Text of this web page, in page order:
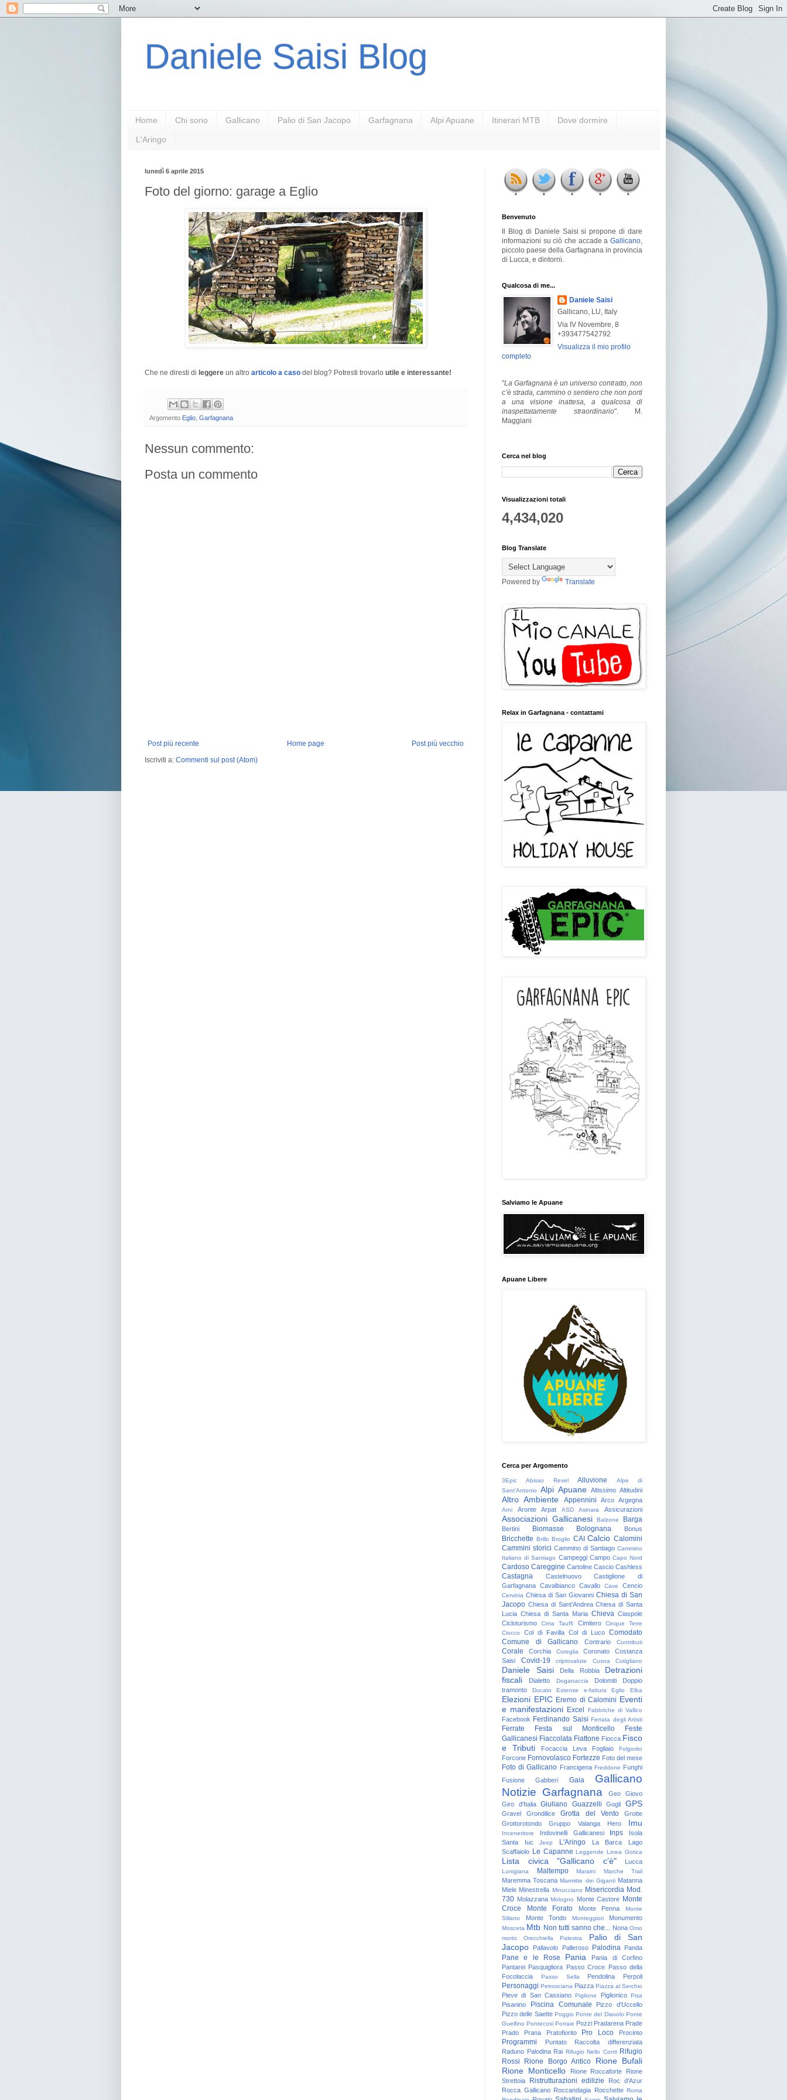
Daniele Saisi Blog
Home Chi sono Gallicano Palio di San Jacopo Garfagnana Alpi Apuane Itinerari MTB Dove dormire
L'Aringo
lunedì 6 aprile 2015
Foto del giorno: garage a Eglio
Che ne diresti di leggere un altro articolo a caso del blog? Potresti trovarlo utile e interessante!
Argomento Eglio Garfagnana
Nessun commento:
Posta un commento
Post più recente Post più vecchio
Home page
Iscriviti a: Commenti sul post (Atom)
Benvenuto
Il Blog di Daniele Saisi si propone di dare
informazioni su ciò che accade a Gallicano
piccolo paese della Garfagnana in provincia
di Lucca, e dintorni.
Qualcosa di me...
Daniele Saisi
Gallicano, LU, Italy
Via IV Novembre, 8
+393477542792
Visualizza il mio profilo
completo
"La Garfagnana è un universo contratto, non
c’è strada, cammino o sentiero che non porti
a una visione inattesa, a qualcosa di
inaspettatamente straordinario". M.
Maggiani
Cerca nel blog
Visualizzazioni totali
4,434,020
Blog Translate
Powered by Translate
Relax in Garfagnana - contattami
Salviamo le Apuane
Apuane Libere
Cerca per Argomento
3Epic Abisso Revel Alluvione
Alpe di
Sant'Antonio
Alpi Apuane Altissimo Altitudini
Altro Ambiente Appennini Arco Argegna
Arni Aronte Arpat ASD Asinara Assicurazioni
Associazioni Gallicanesi Balzone Barga
Bertini Biomasse Bolognana Bonus
Bricchette Brillo Broglio CAI Calcio Calomini
Cammini storici Cammino di Santiago Cammino
Italiano di Santiago Campeggi Campo Capo Nord
Cardoso Careggine Cartoline Cascio Cashless
Castagna Castelnuovo
Castiglione di
Garfagnana Cavalbianco Cavallo Cave Cencio
Cervinia Chiesa di San Giovanni Chiesa di San
Jacopo Chiesa di Sant'Andrea Chiesa di Santa
Lucia Chiesa di Santa Maria Chieva Ciaspole
Cicloturismo
Cima Tauffi Cimitero
Cinque Terre
Ciocco
Col di Favilla Col di Luco Comodato
Comune di Gallicano
Contrario Contributi
Corale Corchia Coreglia Coronato
Costanza
Saisi
Covid-19 criptovalute Cusna Cutigliano
Daniele Saisi Della Robbia
Detrazioni
fiscali
Dialetto Doganaccia Dolomiti
Doppio
tramonto
Ducato Estense e-fattura Eglio Elba
Elezioni EPIC Eremo di Calomini Eventi
e manifestazioni Excel Fabbriche di Vallico
Facebook Ferdinando Saisi Ferrata degli Artisti
Ferrate Festa sul Monticello
Feste
Gallicanesi Fiaccolata Fiattone Fiocca Fisco
e Tributi
Focaccia Leva Fogliaio Folgorito
Forcone Fornovolasco Fortezze Foto del mese
Foto di Gallicano Francigena Freddone Funghi
Fusione
Gabberi Gaia
Gallicano
Notizie Garfagnana Geo
Giovo
Giro d'Italia
Giuliano Guazzelli Gogli GPS
Gravel Grondilice Grotta del Vento
Grotte
Grottorotondo
Gruppo Valanga Hero Imu
Inceneritore Indovinelli Gallicanesi Inps
Isola
Santa
Iuc Jeep L'Aringo La Barca
Lago
Scaffaiolo Le Capanne Leggende Linea Gotica
Lista civica "Gallicano c'è" Lucca
Lunigiana Maltempo Maraini Marche Trail
Maremma Toscana Marmitte dei Giganti Matanna
Miele Minestrella Minucciano Misericordia Mod.
730 Molazzana Mologno Monte Castore Monte
Croce
Monte Forato Monte Penna
Monte
Sillano
Monte Tondo Monteggiori Monumento
Mosceta Mtb Non tutti sanno che... Nona Omo
morto
Orecchiella Palestra
Palio di San
Jacopo
Pallavolo Palleroso Palodina Panda
Pane e le Rose Pania
Pania di Corfino
Pantarei Pasquigliora Passo Croce Passo della
Focolaccia
Passo Sella Pendolina Perpoli
Personaggi Petrosciana Piazza Piazza al Serchio
Pieve di San Cassiano Piglione Piglionico Pisa
Pisanino Piscina Comunale
Pizzo d'Uccello
Pizzo delle Saette Poggio Ponte del Diavolo Ponte
Guelfino Pontecosi Porraie Pozzi Pradarena Prade
Prado
Prana Pratofiorito Pro Loco Procinto
Programmi Puntato
Raccolta differenziata
Raduno Palodina Rai Rifugio Nello Conti Rifugio
Rossi
Rione Borgo Antico
Rione Bufali
Rione Monticello
Rione Roccaforte
Rione
Strettoia
Ristrutturazioni edilizie
Roc d'Azur
Rocca Gallicano Roccandagia Rocchette Roma